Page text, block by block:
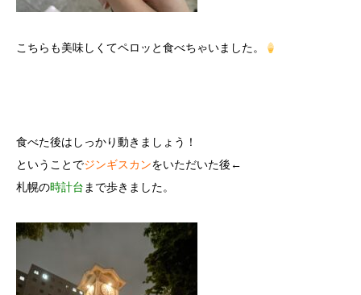
こちらも美味しくてペロッと食べちゃいました。
食べた後はしっかり動きましょう！
ということでジンギスカンをいただいた後←
札幌の時計台 まで歩きました。